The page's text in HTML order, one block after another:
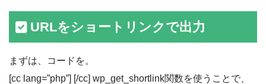
URLをショートリンクで出力
まずは、コードを。
[cc lang=”php”] [/cc] wp_get_shortlink関数を使うことで、